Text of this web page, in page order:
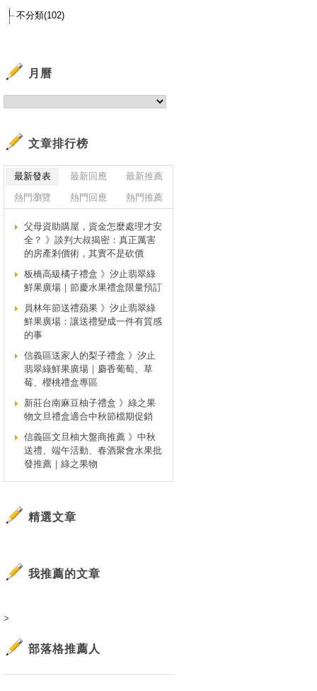
不分類(102)
月曆
文章排行榜
最新發表 最新回應
最新推薦
熱門瀏覽
熱門回應 熱門推薦
父母資助購屋，資金怎麼處理才安
全？ 》談判大叔揭密：真正厲害
的房產剎價術，其實不是砍價
板橋高級橘子禮盒 》汐止翡翠綠
鮮果廣場｜節慶水果禮盒限量預訂
員林年節送禮蘋果 》汐止翡翠綠
鮮果廣場：讓送禮變成一件有質感
的事
信義區送家人的梨子禮盒 》汐止
翡翠綠鮮果廣場｜麝香葡萄、草
莓、櫻桃禮盒專區
新莊台南麻豆柚子禮盒 》綠之果
物文旦禮盒適合中秋節檔期促銷
信義區文旦柚大盤商推薦 》中秋
送禮、端午活動、春酒聚會水果批
發推薦｜綠之果物
精選文章
我推薦的文章
>
部落格推薦人